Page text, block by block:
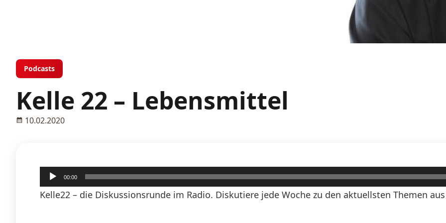
Podcasts
Kelle 22 – Lebensmittel
10.02.2020
Audio-
Player
00:00
Kelle22 – die Diskussionsrunde im Radio. Diskutiere jede Woche zu den aktuellsten Themen